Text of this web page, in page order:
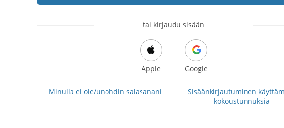
tai kirjaudu sisään
Apple Google
Minulla ei ole/unohdin salasanani
Sisäänkirjautuminen
kokoustunnuksia